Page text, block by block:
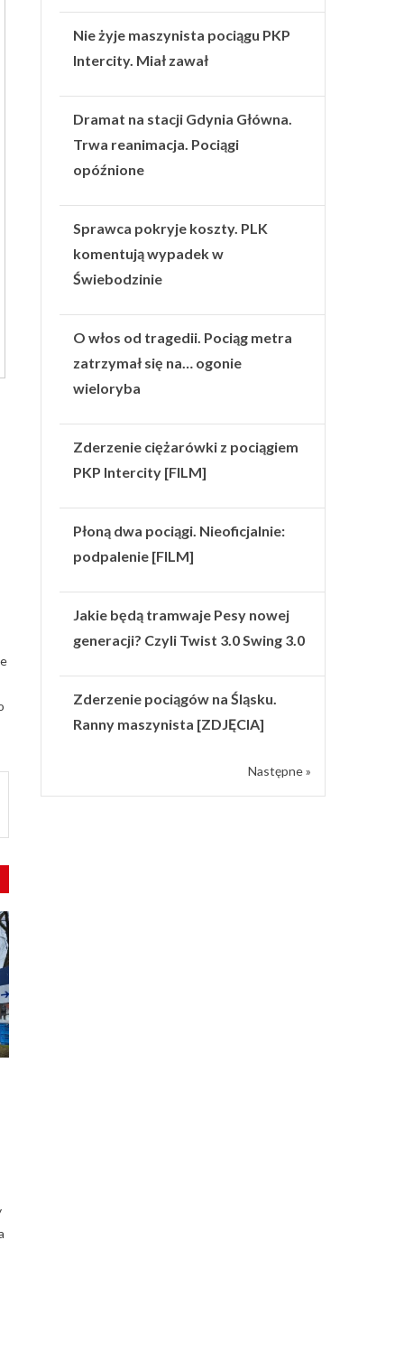
Nie żyje maszynista pociągu PKP
Intercity. Miał zawał
Dramat na stacji Gdynia Główna.
Trwa reanimacja. Pociągi
opóźnione
Sprawca pokryje koszty. PLK
komentują wypadek w
Świebodzinie
O włos od tragedii. Pociąg metra
zatrzymał się na… ogonie
wieloryba
Zderzenie ciężarówki z pociągiem
PKP Intercity [FILM]
Płoną dwa pociągi. Nieoficjalnie:
podpalenie [FILM]
Jakie będą tramwaje Pesy nowej
generacji? Czyli Twist 3.0 Swing 3.0
Zderzenie pociągów na Śląsku.
Ranny maszynista [ZDJĘCIA]
Następne »